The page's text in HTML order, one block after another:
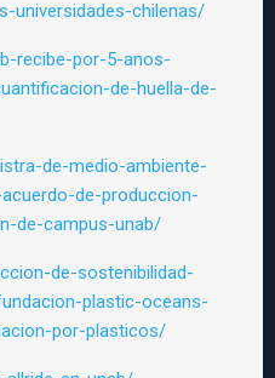
universidades-chilenas/
recibe-por-5-anos-
de-huella-de-
de-medio-ambiente-
de-produccion-
de-campus-unab/
de-sostenibilidad-
plastic-oceans-
por-plasticos/